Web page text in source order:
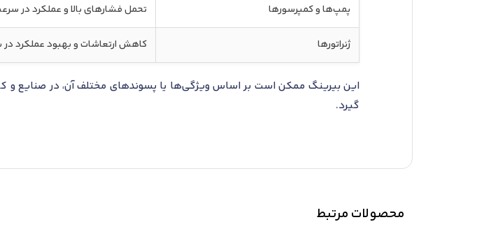
پمپ‌ها و کمپرسورها تحمل فشارهای بالا و عملکرد در
ژنراتورها کاهش ارتعاشات و بهبود عملکرد
این بیرینگ ممکن است بر اساس ویژگی‌ها یا پسوندهای مختلف آن، در صنایع و
گیرد.
محصولات مرتبط